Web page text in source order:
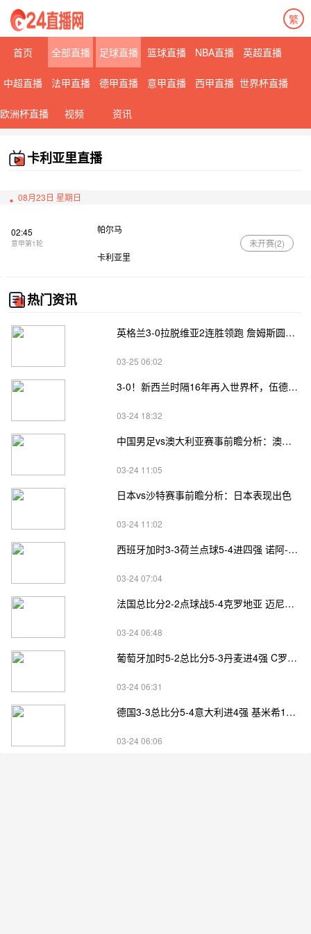
繁
首页 全部直播 足球直播 篮球直播 NBA直播 英超直播
中超直播 法甲直播 德甲直播 意甲直播 西甲直播 世界杯直播
欧洲杯直播 视频 资讯
卡利亚里直播
08月23日 星期日
02:45
意甲第1轮
帕尔马
卡利亚里
未开赛(2)
热门资讯
英格兰3-0拉脱维亚2连胜领跑 詹姆斯圆月弯刀凯恩埃泽建功
03-25 06:02
3-0！新西兰时隔16年再入世界杯，伍德将二度征战
03-24 18:32
中国男足vs澳大利亚赛事前瞻分析：澳大利亚进攻不俗
03-24 11:05
日本vs沙特赛事前瞻分析：日本表现出色
03-24 11:02
西班牙加时3-3荷兰点球5-4进四强 诺阿-朗&马伦失点
03-24 07:04
法国总比分2-2点球战5-4克罗地亚 迈尼昂两扑点
03-24 06:48
葡萄牙加时5-2总比分5-3丹麦进4强 C罗失点+补射破门
03-24 06:31
德国3-3总比分5-4意大利进4强 基米希1射2传小基恩双响
03-24 06:06